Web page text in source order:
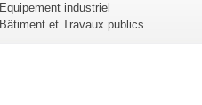
Equipement industriel
Bâtiment et Travaux publics